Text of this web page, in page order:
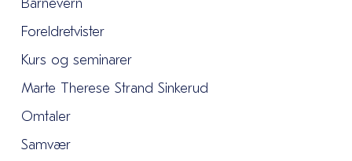
Barnevern
Foreldretvister
Kurs og seminarer
Marte Therese Strand Sinkerud
Omtaler
Samvær